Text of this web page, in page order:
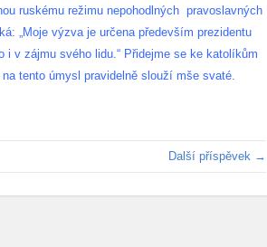
ruskému režimu nepohodlných pravoslavných
„Moje výzva je určena především prezidentu
v zájmu svého lidu.“ Přidejme se ke katolíkům
tento úmysl pravidelně slouží mše svaté.
Další příspěvek →